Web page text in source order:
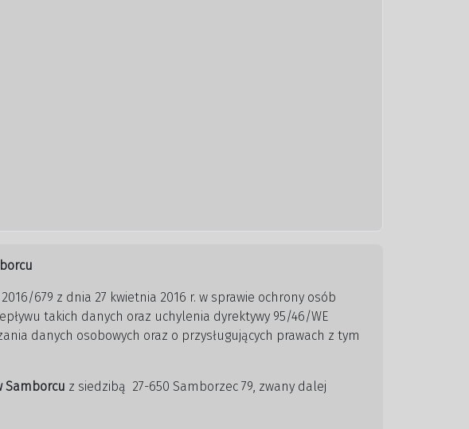
679 z dnia 27 kwietnia 2016 r. w sprawie ochrony osób
takich danych oraz uchylenia dyrektywy 95/46/WE
danych osobowych oraz o przysługujących prawach z tym
Samborcu z siedzibą 27-650 Samborzec 79, zwany dalej